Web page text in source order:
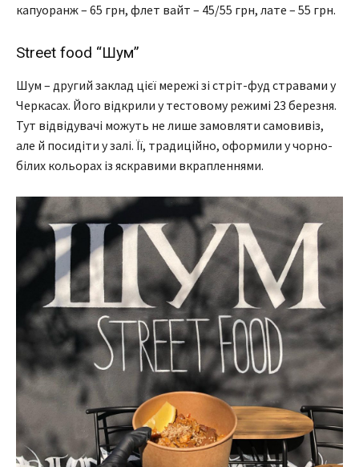
капуоранж – 65 грн, флет вайт – 45/55 грн, лате – 55 грн.
Street food “Шум”
Шум – другий заклад цієї мережі зі стріт-фуд стравами у
Черкасах. Його відкрили у тестовому режимі 23 березня.
Тут відвідувачі можуть не лише замовляти самовивіз,
але й посидіти у залі. Її, традиційно, оформили у чорно-
білих кольорах із яскравими вкрапленнями.